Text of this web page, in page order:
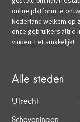
online platform te
Nederland welkom op
onze gebruikers altijd
vinden. Eet smakelijk!
Alle steden
Utrecht
Scheveningen